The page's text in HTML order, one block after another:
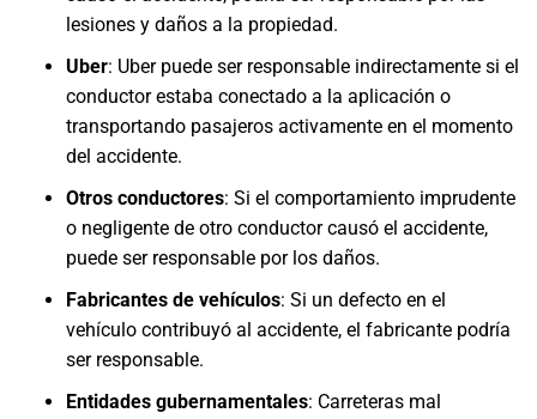
lesiones y daños a la propiedad.
Uber: Uber puede ser responsable indirectamente si el
conductor estaba conectado a la aplicación o
transportando pasajeros activamente en el momento
del accidente.
Otros conductores: Si el comportamiento imprudente
o negligente de otro conductor causó el accidente,
puede ser responsable por los daños.
Fabricantes de vehículos: Si un defecto en el
vehículo contribuyó al accidente, el fabricante podría
ser responsable.
Entidades gubernamentales: Carreteras mal